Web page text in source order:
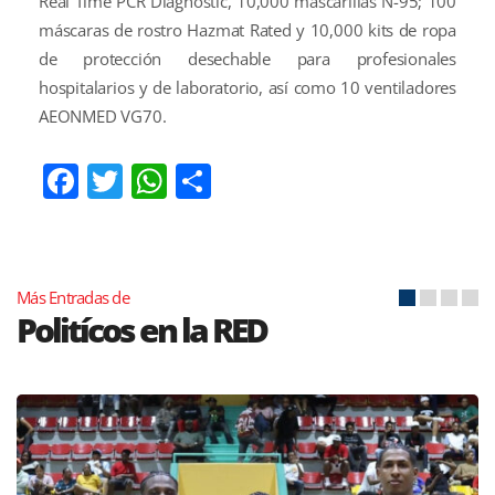
máscaras de rostro Hazmat Rated y 10,000 kits de ropa
de protección desechable para profesionales
hospitalarios y de laboratorio, así como 10 ventiladores
AEONMED VG70.
Facebook
TwitterWhatsApp
Más Entradas de
Politícos en la RED